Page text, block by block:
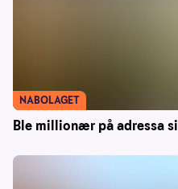
Ble millionær på adressa si
NABOLAGET